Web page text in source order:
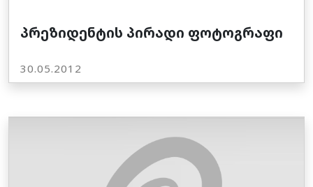
პრეზიდენტის პირადი ფოტოგრაფი
30.05.2012